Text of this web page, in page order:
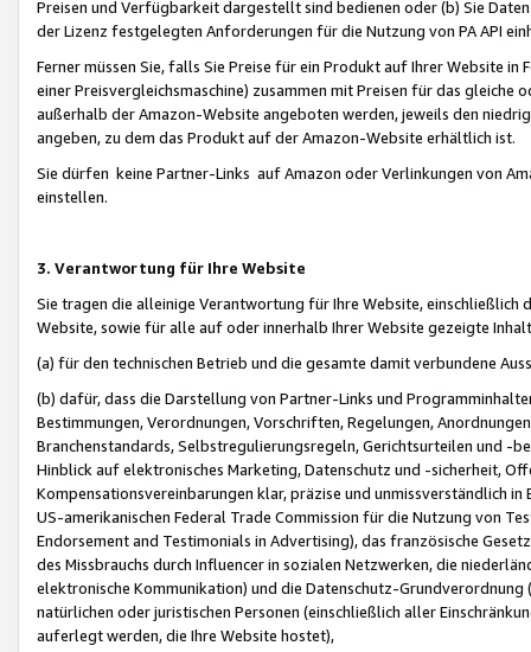
Preisen und Verfügbarkeit dargestellt sind bedienen oder (b) Sie
der Lizenz festgelegten Anforderungen für die Nutzung von PA API
Ferner müssen Sie, falls Sie Preise für ein Produkt auf Ihrer Website
einer Preisvergleichsmaschine) zusammen mit Preisen für das
außerhalb der Amazon-Website angeboten werden, jeweils den
angeben, zu dem das Produkt auf der Amazon-Website erhältlich ist.
Sie dürfen keine Partner-Links auf Amazon oder Verlinkungen von
einstellen.
3. Verantwortung für Ihre Website
Sie tragen die alleinige Verantwortung für Ihre Website,
Website, sowie für alle auf oder innerhalb Ihrer Website gezeigte
(a) für den technischen Betrieb und die gesamte damit verbundene
(b) dafür, dass die Darstellung von Partner-Links und
Bestimmungen, Verordnungen, Vorschriften, Regelungen,
Branchenstandards, Selbstregulierungsregeln, Gerichtsurteilen und -
Hinblick auf elektronisches Marketing, Datenschutz und -sicherheit,
Kompensationsvereinbarungen klar, präzise und unmissverständlich
US-amerikanischen Federal Trade Commission für die Nutzung von
Endorsement and Testimonials in Advertising), das französische
des Missbrauchs durch Influencer in sozialen Netzwerken, die
elektronische Kommunikation) und die Datenschutz-
natürlichen oder juristischen Personen (einschließlich aller
auferlegt werden, die Ihre Website hostet),